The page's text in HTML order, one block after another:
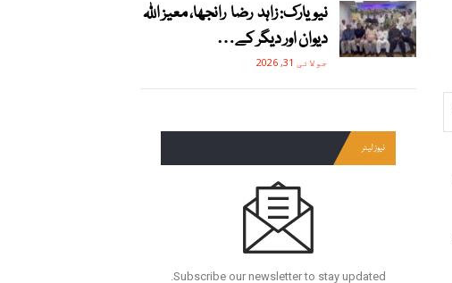
نیویارک: زاہد رضا رانجھا، معیز اللہ
دیوان اور دیگر کے…
جولائی 31, 2026
نیوز لیٹر
Subscribe our newsletter to stay updated.